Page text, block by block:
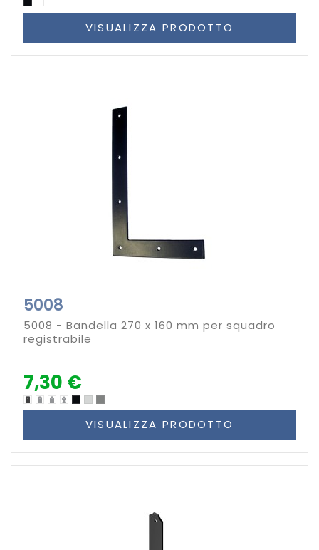
VISUALIZZA PRODOTTO
5008
5008 - Bandella 270 x 160 mm per squadro
registrabile
7,30 €
VISUALIZZA PRODOTTO